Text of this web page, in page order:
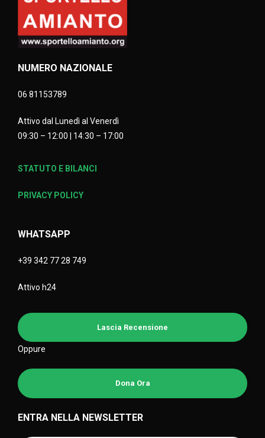
NUMERO NAZIONALE
06 81153789
Attivo dal Lunedì al Venerdì
09:30 – 12:00 | 14:30 – 17:00
STATUTO E BILANCI
PRIVACY POLICY
WHATSAPP
+39 342 77 28 749
Attivo h24
Lascia Recensione
Oppure
Dona Ora
ENTRA NELLA NEWSLETTER